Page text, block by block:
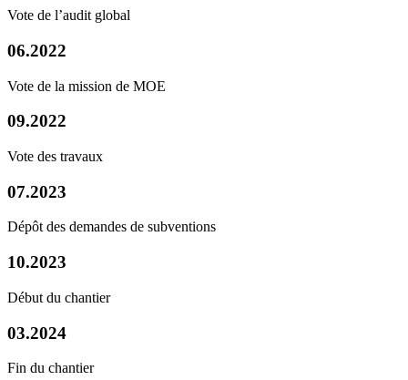
Vote de l’audit global
06.2022
Vote de la mission de MOE
09.2022
Vote des travaux
07.2023
Dépôt des demandes de subventions
10.2023
Début du chantier
03.2024
Fin du chantier